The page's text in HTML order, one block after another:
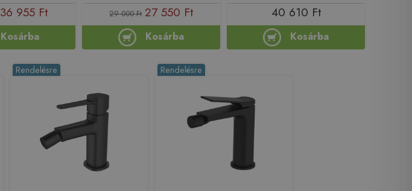
36 955 Ft
Kosárba
29 000 Ft 27 550 Ft
Kosárba
40 610 Ft
Kosárba
Rendelésre Rendelésre